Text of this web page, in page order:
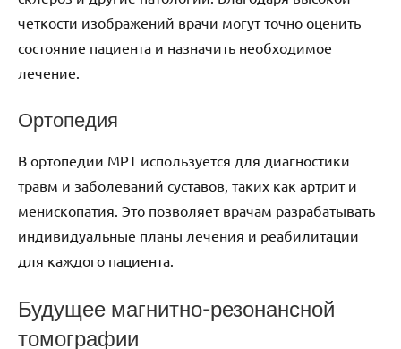
четкости изображений врачи могут точно оценить
состояние пациента и назначить необходимое
лечение.
Ортопедия
В ортопедии МРТ используется для диагностики
травм и заболеваний суставов, таких как артрит и
менископатия. Это позволяет врачам разрабатывать
индивидуальные планы лечения и реабилитации
для каждого пациента.
Будущее магнитно-резонансной
томографии